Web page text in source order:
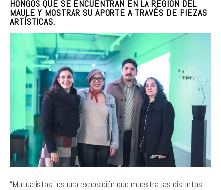
HONGOS QUE SE ENCUENTRAN EN LA REGIÓN DEL
MAULE Y MOSTRAR SU APORTE A TRAVÉS DE PIEZAS
ARTÍSTICAS.
“Mutualistas” es una exposición que muestra las distintas